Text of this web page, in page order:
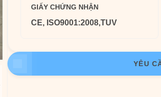
GIẤY CHỨNG NHẬN
CE, ISO9001:2008,TUV
YÊU